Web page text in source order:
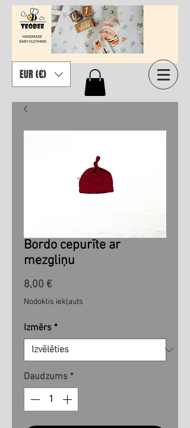
EUR (€)
Bordo cepurīte ar
mezgliņu
8,00 €Cena
Nodoklis iekļauts
Izmērs *
Daudzums *